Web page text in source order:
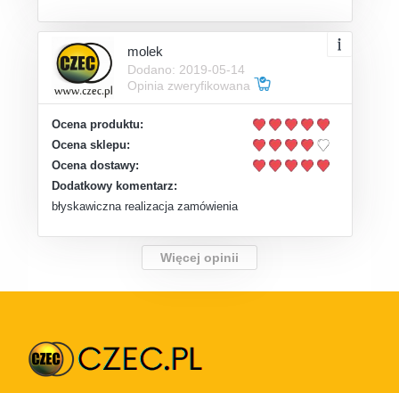
molek
Dodano: 2019-05-14
Opinia zweryfikowana
Ocena produktu:
Ocena sklepu:
Ocena dostawy:
Dodatkowy komentarz:
błyskawiczna realizacja zamówienia
Więcej opinii